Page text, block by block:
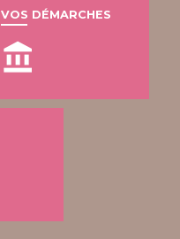
VOS DÉMARCHES
account_balance